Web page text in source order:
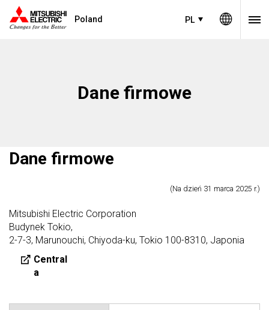
Poland PL
Dane firmowe
Dane firmowe
(Na dzień 31 marca 2025 r.)
Mitsubishi Electric Corporation
Budynek Tokio,
2-7-3, Marunouchi, Chiyoda-ku, Tokio 100-8310, Japonia
Central
a